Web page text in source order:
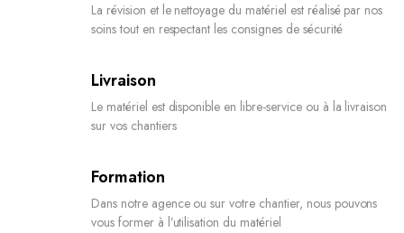
La révision et le nettoyage du matériel est réalisé par nos
soins tout en respectant les consignes de sécurité
Livraison
Le matériel est disponible en libre-service ou à la livraison
sur vos chantiers
Formation
Dans notre agence ou sur votre chantier, nous pouvons
vous former à l’utilisation du matériel